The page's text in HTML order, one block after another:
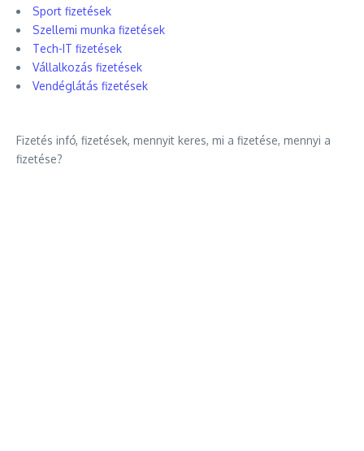
Sport fizetések
Szellemi munka fizetések
Tech-IT fizetések
Vállalkozás fizetések
Vendéglátás fizetések
Fizetés infó, fizetések, mennyit keres, mi a fizetése, mennyi a
fizetése?